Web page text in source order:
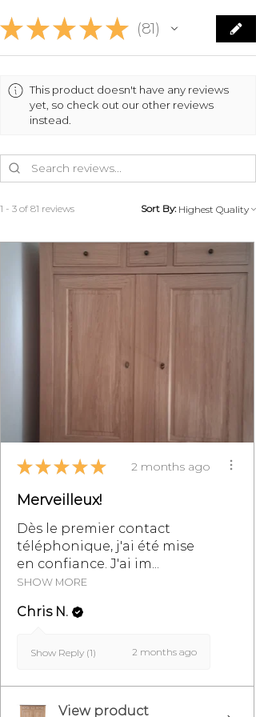
de la réception de votre meuble,
vous pouvez annuler votre
sont à la charge du client.
Le remboursement du prix du
meuble au client aura lieu par
déduction des frais de reprise et
sous réserve que le meuble soit
MON PETIT MEUBLE FRANCAIS
pour éviter tout problème lors du
transport.
Contactez-nous au 07 83 03 67 15
ou par mail à
​Pour plus d'informations sur les
retours de meubles, se reporter à
Générales de Vente,
★ ★ ★ ★ ★ 81
81
This product doesn't have any reviews
yet, so check out our other reviews
instead.
1 - 3 of 81 reviews Sort By:
★ ★ ★ ★ ★ 2 months ago
Merveilleux!
Dès le premier contact
téléphonique, j'ai été mise
en confiance. J'ai im...
SHOW MORE
Chris N.
Show Reply (1) 2 months ago
View product